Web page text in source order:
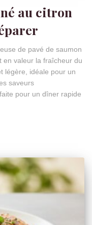
au citron
de pavé de saumon
en valeur la fraîcheur du
légère, idéale pour un
saveurs
pour un dîner rapide